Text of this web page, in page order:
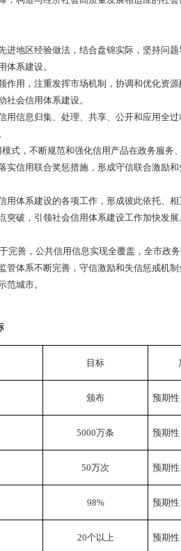
用环境，为辽宁振兴发展注入新
文化、安全等格局都在发生深
为中心的软实力在国际竞争力中
用监管等方面取得突破，加快各
兴极为关键的五年，也是完善
引领、价值引领、质量引领，加
经济发展和社会治理体系，健全
。
向推广应用的发展过程，未来
联合奖惩的组合拳、信用信息共
营商环境最优市，培育塑造新的
新要求，以健全完善平台建设为
戒机制为主要内容，以信用惠民
的营商环境，进一步发挥信用对
充分吸收国内先进地区经验做
骤，稳步推进社会信用体系建设。
广泛参与，共同推动社会信用体系
规范体系，强化信用信息归集、